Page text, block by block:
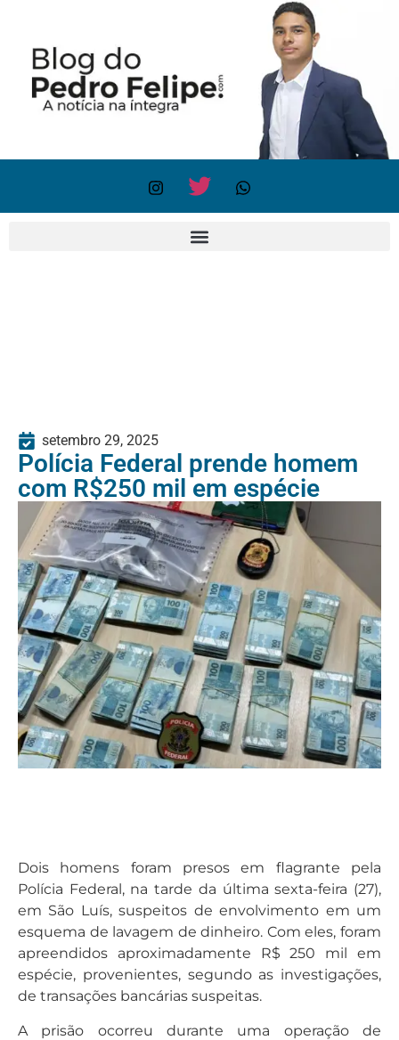
setembro 29, 2025
Polícia Federal prende homem
com R$250 mil em espécie
Dois homens foram presos em flagrante pela
Polícia Federal, na tarde da última sexta-feira (27),
em São Luís, suspeitos de envolvimento em um
esquema de lavagem de dinheiro. Com eles, foram
apreendidos aproximadamente R$ 250 mil em
espécie, provenientes, segundo as investigações,
de transações bancárias suspeitas.
A prisão ocorreu durante uma operação de